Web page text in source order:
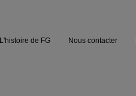
L'histoire de FG Nous contacter